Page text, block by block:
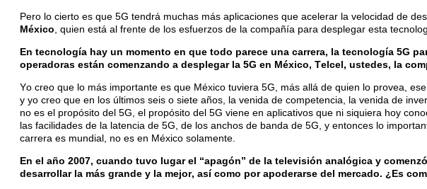
Pero lo cierto es que 5G tendrá muchas más aplicaciones que acelerar la velocidad de
México , quien está al frente de los esfuerzos de la compañía para desplegar esta
En tecnología hay un momento en que todo parece una carrera, la tecnología 5G
operadoras están comenzando a desplegar la 5G en México, Telcel, ustedes, la
Yo creo que lo más importante es que México tuviera 5G, más allá de quien lo provea,
y yo creo que en los últimos seis o siete años, la venida de competencia, la venida de
no es el propósito del 5G, el propósito del 5G viene en aplicativos que ni siquiera hoy
las facilidades de la latencia de 5G, de los anchos de banda de 5G, y entonces lo
carrera es mundial, no es en México solamente.
En el año 2007, cuando tuvo lugar el “apagón” de la televisión analógica y
desarrollar la más grande y la mejor, así como por apoderarse del mercado. ¿Es